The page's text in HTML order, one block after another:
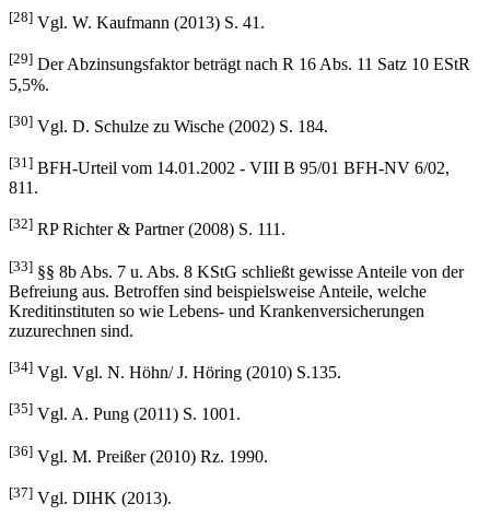
[28] Vgl. W. Kaufmann (2013) S. 41.
[29] Der Abzinsungsfaktor beträgt nach R 16 Abs. 11 Satz 10 EStR
5,5%.
[30] Vgl. D. Schulze zu Wische (2002) S. 184.
[31] BFH-Urteil vom 14.01.2002 - VIII B 95/01 BFH-NV 6/02,
811.
[32] RP Richter & Partner (2008) S. 111.
[33] §§ 8b Abs. 7 u. Abs. 8 KStG schließt gewisse Anteile von der
Befreiung aus. Betroffen sind beispielsweise Anteile, welche
Kreditinstituten so wie Lebens- und Krankenversicherungen
zuzurechnen sind.
[34] Vgl. Vgl. N. Höhn/ J. Höring (2010) S.135.
[35] Vgl. A. Pung (2011) S. 1001.
[36] Vgl. M. Preißer (2010) Rz. 1990.
[37] Vgl. DIHK (2013).